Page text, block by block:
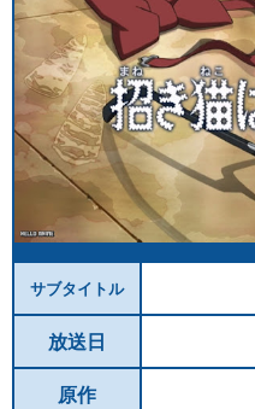
サブタイトル
放送日
原作